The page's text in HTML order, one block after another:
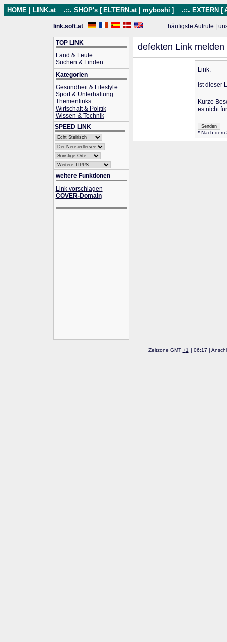
HOME LINK.at .::. SHOP's [ ELTERN.at myboshi ] .::. EXTERN [
link.soft.at häufigste Aufrufe
TOP LINK
Land & Leute
Suchen & Finden
Kategorien
Gesundheit & Lifestyle
Sport & Unterhaltung
Themenlinks
Wirtschaft & Politik
Wissen & Technik
SPEED LINK
weitere Funktionen
Link vorschlagen
COVER-Domain
defekten Link melden
Link:
Ist dieser
Kurze
es nicht
*Nach dem
Zeitzone GMT +1 | 06:17 |